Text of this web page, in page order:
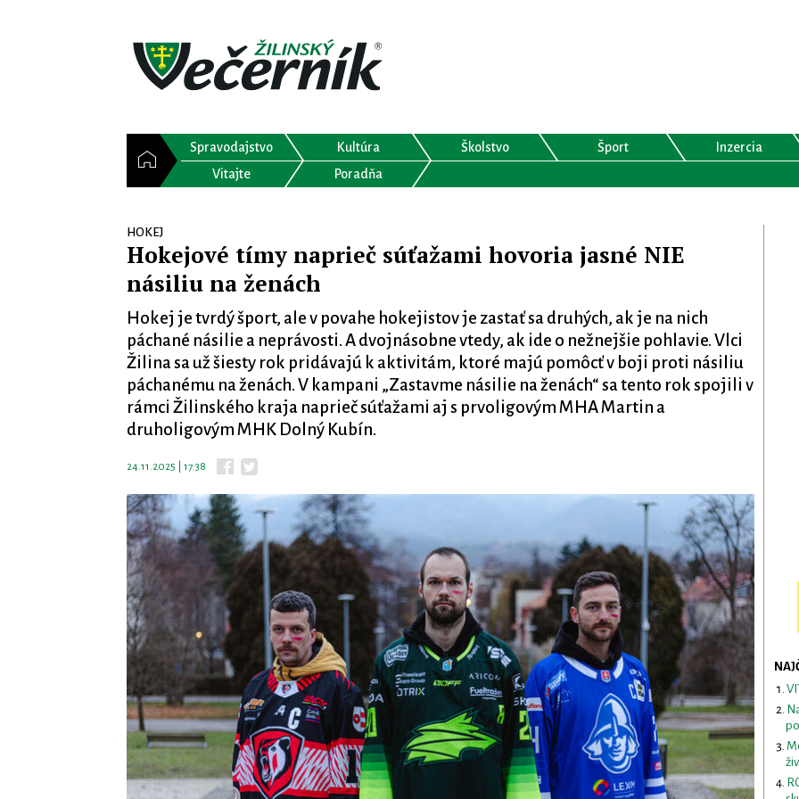
Spravodajstvo Kultúra Školstvo Šport
Inzercia
Vitajte
Poradňa
HOKEJ
Hokejové tímy naprieč súťažami hovoria jasné NIE
násiliu na ženách
Hokej je tvrdý šport, ale v povahe hokejistov je zastať sa druhých, ak je na nich
páchané násilie a neprávosti. A dvojnásobne vtedy, ak ide o nežnejšie pohlavie. Vlci
Žilina sa už šiesty rok pridávajú k aktivitám, ktoré majú pomôcť v boji proti násiliu
páchanému na ženách. V kampani „Zastavme násilie na ženách“ sa tento rok spojili v
rámci Žilinského kraja naprieč súťažami aj s prvoligovým MHA Martin a
druholigovým MHK Dolný Kubín.
24.11.2025 | 17:38